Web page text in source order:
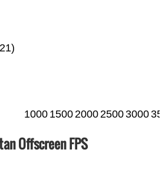
1000 1500200025003000
Offscreen FPS